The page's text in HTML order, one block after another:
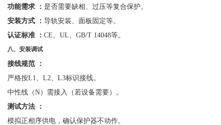
功能需求
： 是否需要缺相、过压等复合保护。
安装方式
： 导轨安装、面板固定等。
认证标准
： CE、UL、GB/T 14048等。
八、安装调试
接线规范
：
严格按L1、L2、L3标识接线。
中性线（N）需接入（若设备需要）。
测试方法
：
模拟正相序供电，确认保护器不动作。